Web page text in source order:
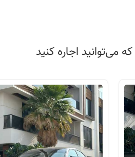
که می‌توانید اجاره کنید